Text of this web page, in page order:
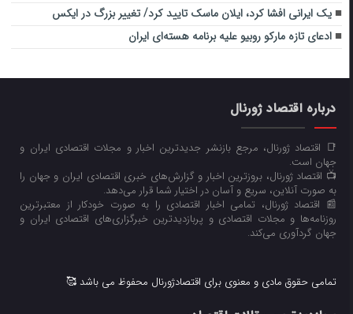
یک ایرانی افشا کرد، ایلان ماسک تایید کرد/ تغییر بزرگ در ایکس
ادعای تازه مارکو روبیو علیه برنامه هسته‌ای ایران
درباره اقتصاد ژورنال
📑 اقتصاد ژورنال، مرجع بازنشر جدیدترین اخبار و مجلات اقتصادی ایران و
جهان است.
📺 اقتصاد ژورنال، بروزترین اخبار و گزارش‌های خبری اقتصادی ایران و جهان را
به صورت آنلاین، سریع و آسان در اختیار شما قرار می‌‌دهد.
📰 اقتصاد ژورنال، تمامی اخبار اقتصادی را به صورت خودکار از معتبرترین
روزنامه‌ها و مجلات اقتصادی و پربازدیدترین خبرگزاری‌های اقتصادی ایران و
جهان گردآوری می‌کند.
تمامی حقوق مادی و معنوی برای اقتصادژورنال محفوظ می باشد 🥰